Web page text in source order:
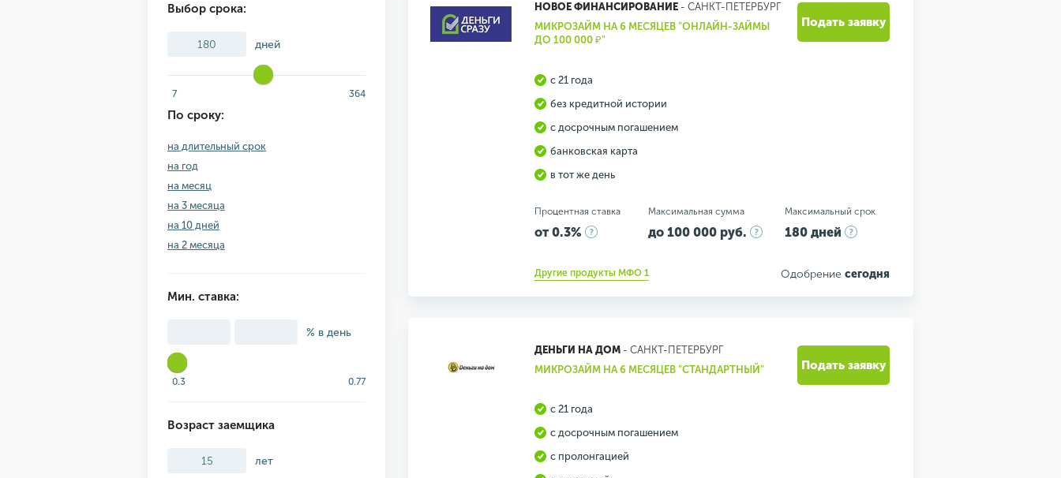
Выбор срока:
дней
7 364
По сроку:
на длительный срок
на год
на месяц
на 3 месяца
на 10 дней
на 2 месяца
Мин. ставка:
% в день
0.3 0.77
Возраст заемщика
лет
НОВОЕ ФИНАНСИРОВАНИЕ- САНКТ-ПЕТЕРБУРГ
МИКРОЗАЙМ НА 6 МЕСЯЦЕВ "ОНЛАЙН-ЗАЙМЫ
ДО 100 000 ₽"
с 21 года
без кредитной истории
с досрочным погашением
банковская карта
в тот же день
Процентная ставка
от 0.3%
Максимальная сумма
до 100 000 руб.
Максимальный срок
180 дней
Другие продукты МФО 1 Одобрение сегодня
Подать заявку
ДЕНЬГИ НА ДОМ- САНКТ-ПЕТЕРБУРГ
МИКРОЗАЙМ НА 6 МЕСЯЦЕВ "СТАНДАРТНЫЙ"
с 21 года
с досрочным погашением
с пролонгацией
Подать заявку